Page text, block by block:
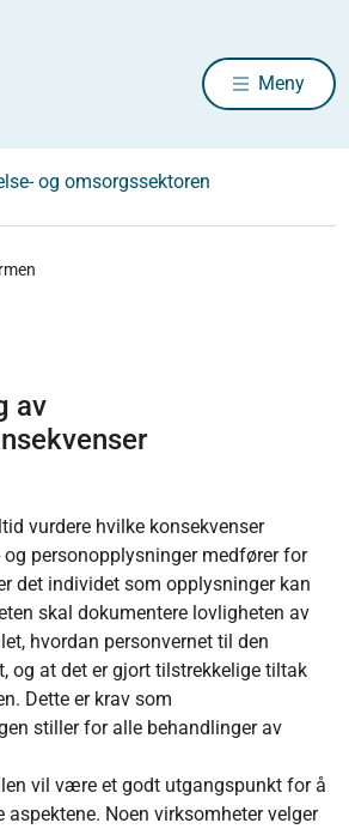
Meny
og omsorgssektoren
av
vurdere hvilke konsekvenser
personopplysninger medfører for
det individet som opplysninger kan
skal dokumentere lovligheten av
hvordan personvernet til den
og at det er gjort tilstrekkelige tiltak
Dette er krav som
stiller for alle behandlinger av
vil være et godt utgangspunkt for å
aspektene. Noen virksomheter velger